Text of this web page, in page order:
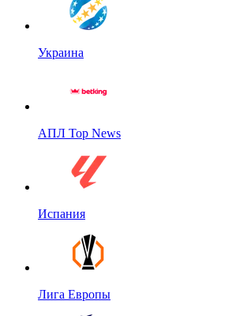
Украина
АПЛ Top News
Испания
Лига Европы